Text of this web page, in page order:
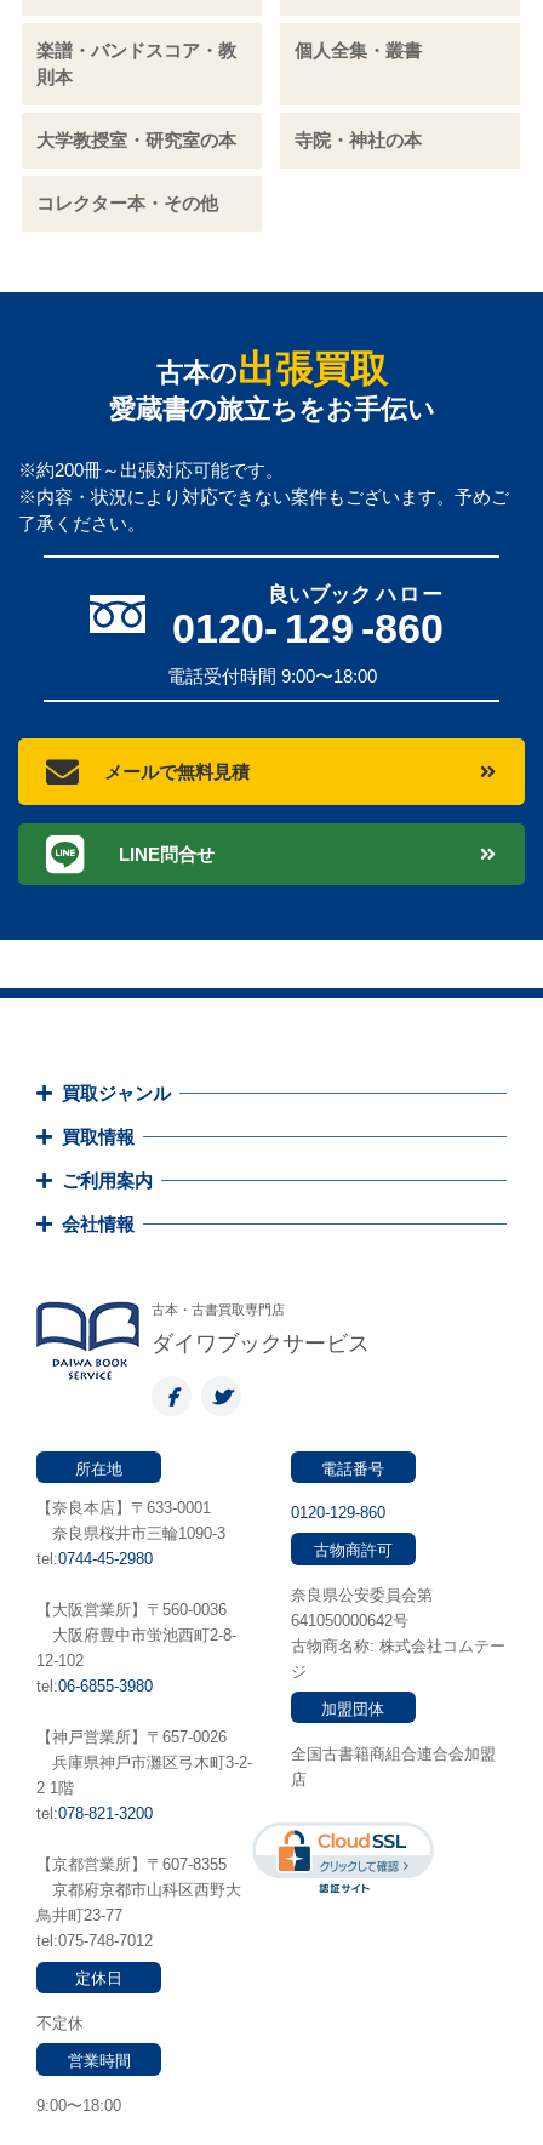
楽譜・バンドスコア・教
則本
個人全集・叢書
大学教授室・研究室の本 寺院・神社の本
コレクター本・その他
古本の出張買取
愛蔵書の旅立ちをお手伝い
※約200冊～出張対応可能です。
※内容・状況により対応できない案件もございます。予めご
了承ください。
0120- 129
良いブック
-860
ハロー
電話受付時間 9:00〜18:00
メールで無料見積
LINE問合せ
買取ジャンル
買取情報
ご利用案内
会社情報
古本・古書買取専門店
ダイワブックサービス
所在地
【奈良本店】〒633-0001
奈良県桜井市三輪1090-3
tel:0744-45-2980
【大阪営業所】〒560-0036
⼤阪府豊中市蛍池⻄町2-8-
12-102
tel:06-6855-3980
【神戸営業所】〒657-0026
兵庫県神⼾市灘区弓木町3-2-
2 1階
tel:078-821-3200
【京都営業所】〒607-8355
京都府京都市山科区西野大
鳥井町23-77
tel:075-748-7012
定休日
不定休
営業時間
9:00〜18:00
電話番号
0120-129-860
古物商許可
奈良県公安委員会第
641050000642号
古物商名称: 株式会社コムテー
ジ
加盟団体
全国古書籍商組合連合会加盟
店